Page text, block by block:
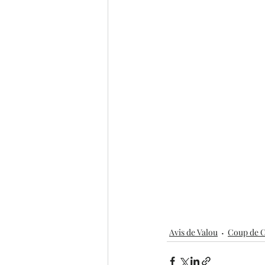
Avis de Valou Coup de